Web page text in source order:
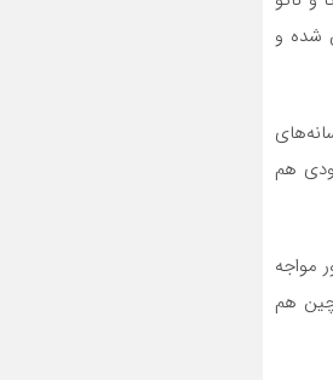
شده و
هم
مواجه
چین هم